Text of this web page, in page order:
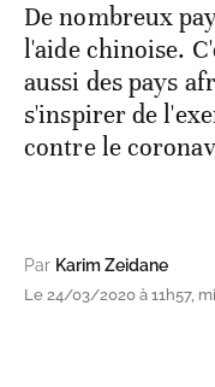
De nombreux
l'aide chinoise.
aussi des pays
s'inspirer de
contre le
Par Karim Zeidane
Le 24/03/2020 à 11h57,